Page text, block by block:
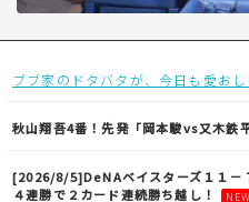
ブブ家のドタバタが、今日も愛おし
秋山翔吾4番！先発「岡本駿vs又木鉄平
[2026/8/5]DeNAベイスターズ１１－
４連勝で２カード連続勝ち越し！